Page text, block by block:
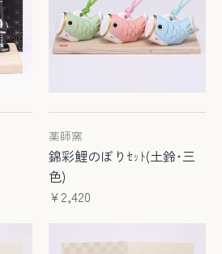
薬師窯
錦彩鯉のぼりｾｯﾄ(土鈴･三
色)
¥2,420